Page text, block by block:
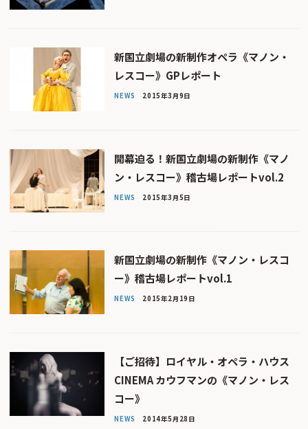
新国立劇場の新制作オペラ《マノン・
レスコー》GPレポート
NEWS 2015年3月9日
開幕迫る！新国立劇場の新制作《マノ
ン・レスコー》稽古場レポートvol.2
NEWS 2015年3月5日
新国立劇場の新制作《マノン・レスコ
ー》稽古場レポートvol.1
NEWS 2015年2月19日
【ご招待】ロイヤル・オペラ・ハウス
CINEMA カウフマンの《マノン・レス
コー》
NEWS 2014年5月28日